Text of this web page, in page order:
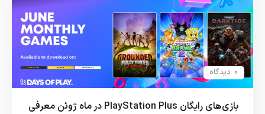
0 دیدگاه
بازی‌های رایگان PlayStation Plus در ماه ژوئن معرفی